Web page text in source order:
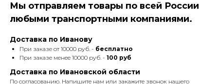
Мы отправляем товары по всей России
любыми транспортными компаниями.
Доставка по Иванову
При заказе от 10000 руб. - бесплатно
При заказе менее 10000 руб. - 100 руб
Доставка по Ивановской области
По согласованию. Напишите нам или закажите звонок нашего